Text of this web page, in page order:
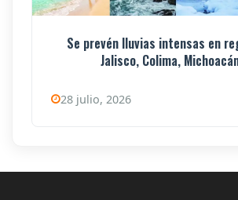
Se prevén lluvias intensas en
Jalisco, Colima,
28 julio, 2026